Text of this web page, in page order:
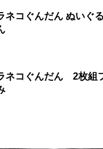
ネコぐんだん ぬいぐ
ネコぐんだん 2枚組